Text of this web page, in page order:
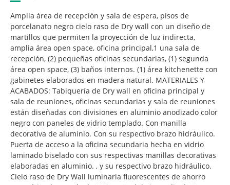
Amplia área de recepción y sala de espera, pisos de
porcelanato negro cielo raso de Dry wall con un diseño de
martillos que permiten la proyección de luz indirecta,
amplia área open space, oficina principal,1 una sala de
recepción, (2) pequeñas oficinas secundarias, (1) segunda
área open space, (3) baños internos. (1) área kitchenette con
gabinetes elaborados en madera natural. MATERIALES Y
ACABADOS: Tabiquería de Dry wall en oficina principal y
sala de reuniones, oficinas secundarias y sala de reuniones
están diseñadas con divisiones en aluminio anodizado color
negro con paneles de vidrio templado. Con manilla
decorativa de aluminio. Con su respectivo brazo hidráulico.
Puerta de acceso a la oficina secundaria hecha en vidrio
laminado biselado con sus respectivas manillas decorativas
elaboradas en aluminio. , y su respectivo brazo hidráulico.
Cielo raso de Dry Wall luminaria fluorescentes de ahorro